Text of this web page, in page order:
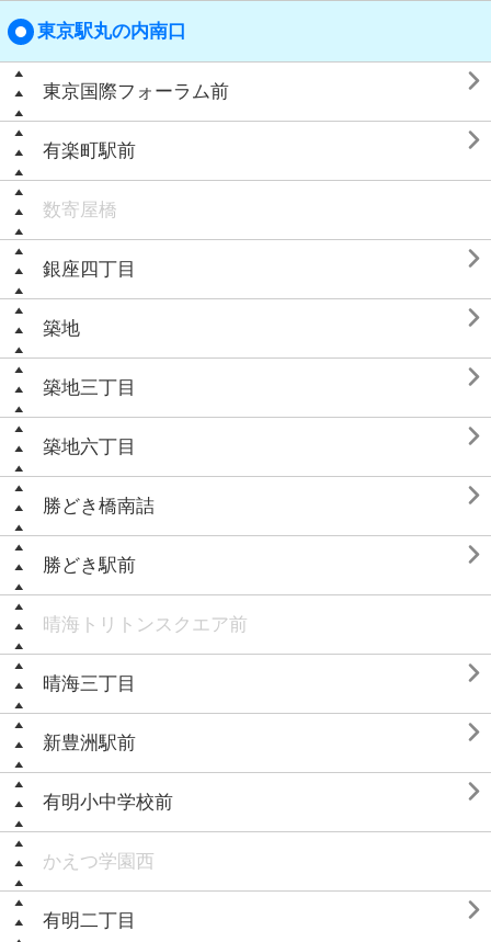
東京駅丸の内南口
東京国際フォーラム前 
有楽町駅前 
数寄屋橋
銀座四丁目 
築地 
築地三丁目 
築地六丁目 
勝どき橋南詰 
勝どき駅前 
晴海トリトンスクエア前
晴海三丁目 
新豊洲駅前 
有明小中学校前 
かえつ学園西
有明二丁目 